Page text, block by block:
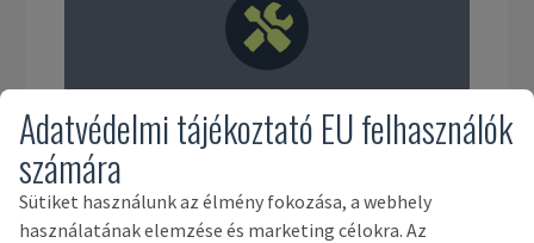
Szerszámok és felszerelések
Adatvédelmi tájékoztató EU felhasználók
számára
Sütiket használunk az élmény fokozása, a webhely
használatának elemzése és marketing célokra. Az